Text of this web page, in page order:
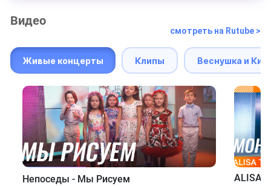
Видео
смотреть на Rutube >
Живые концерты Клипы Веснушка и
Непоседы - Мы Рисуем
ALISA